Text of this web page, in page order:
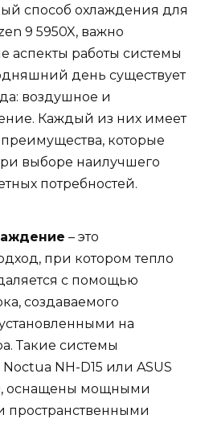
способ охлаждения для
9 5950X, важно
аспекты работы системы
день существует
воздушное и
Каждый из них имеет
которые
выборе наилучшего
потребностей.
– это
при котором тепло
с помощью
создаваемого
на
Такие системы
NH-D15 или ASUS
оснащены мощными
пространственными